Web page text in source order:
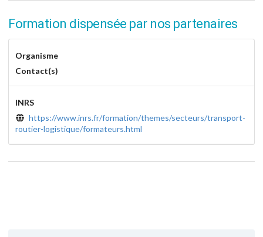
Formation dispensée par nos partenaires
Organisme
Contact(s)
INRS
https://www.inrs.fr/formation/themes/secteurs/transport-
routier-logistique/formateurs.html